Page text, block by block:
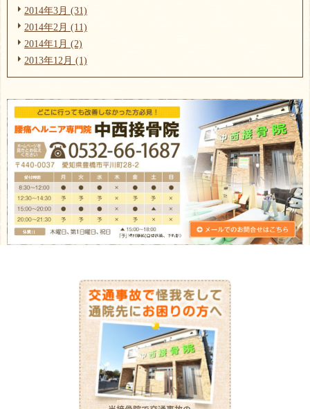
2014年3月 (31)
2014年2月 (11)
2014年1月 (2)
2013年12月 (1)